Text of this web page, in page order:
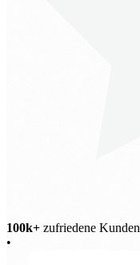
100k+ zufriedene Kunden
•